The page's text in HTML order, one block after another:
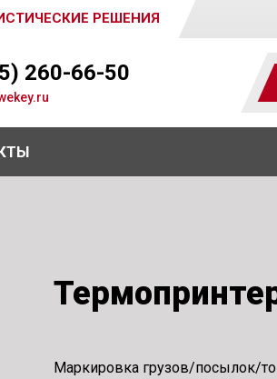
РЕШЕНИЯ
260-66-50
Маркировка грузов/посылок/